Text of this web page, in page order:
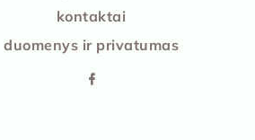
kontaktai
duomenys ir privatumas